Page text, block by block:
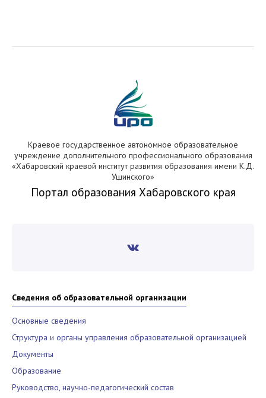
Краевое государственное автономное образовательное
учреждение дополнительного профессионального образования
«Хабаровский краевой институт развития образования имени К.Д.
Ушинского»
Портал образования Хабаровского края
Сведения об образовательной организации
Основные сведения
Структура и органы управления образовательной организацией
Документы
Образование
Руководство, научно-педагогический состав